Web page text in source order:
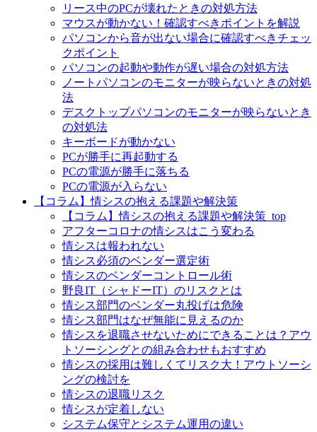
リース中のPCが壊れたときの対処方法
マウスが動かない！確認すべきポイントを解説
パソコンから音が出ない場合に確認すべきチェッ
クポイント
パソコンの起動や動作が遅い場合の対処方法
ノートパソコンのモニターが映らないときの対処
法
デスクトップパソコンのモニターが映らないとき
の対処法
キーボードが動かない
PCが勝手に再起動する
PCの電源が勝手に落ちる
PCの電源が入らない
【コラム】情シスの抱える課題や解決策
【コラム】情シスの抱える課題や解決策_top
アフターコロナの情シスはこう変わる
情シスは報われない
情シス必須のベンダー選定術
情シスのベンダーコントロール術
野良IT（シャドーIT）のリスクとは
情シス部門のベンダー丸投げは危険
情シス部門はなぜ無能に見えるのか
情シスを退職させないためにできることは？アウ
トソーシングとの組み合わせもおすすめ
情シスの採用は難しくてリスク大！アウトソーシ
ングの検討を
情シスの退職リスク
情シスが定着しない
システム保守とシステム運用の違い